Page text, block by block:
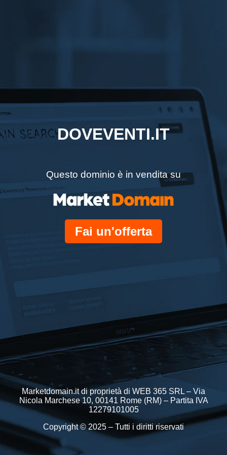
DOVEVENTI.IT
Questo dominio è in vendita su
Fai un'offerta
Marketdomain.it di proprietà di WEB 365 SRL – Via
Nicola Marchese 10, 00141 Rome (RM) – Partita IVA
12279101005
Copyright © 2025 – Tutti i diritti riservati